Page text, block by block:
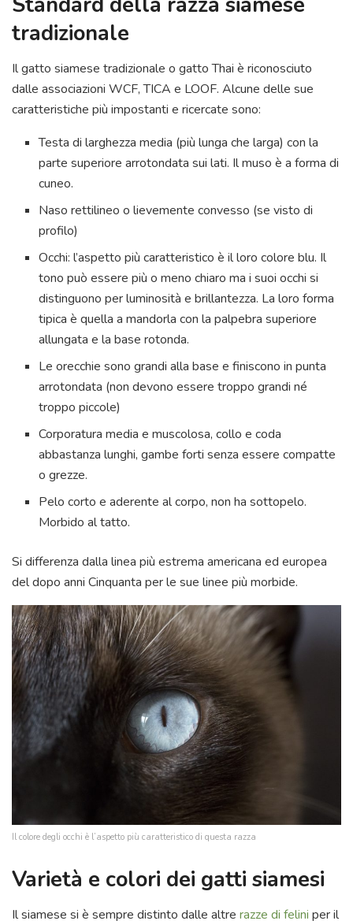
tradizionale
Il gatto siamese tradizionale o gatto Thai è riconosciuto
dalle associazioni WCF, TICA e LOOF. Alcune delle sue
caratteristiche più impostanti e ricercate sono:
Testa di larghezza media (più lunga che larga) con la
parte superiore arrotondata sui lati. Il muso è a forma di
cuneo.
Naso rettilineo o lievemente convesso (se visto di
profilo)
Occhi: l’aspetto più caratteristico è il loro colore blu. Il
tono può essere più o meno chiaro ma i suoi occhi si
distinguono per luminosità e brillantezza. La loro forma
tipica è quella a mandorla con la palpebra superiore
allungata e la base rotonda.
Le orecchie sono grandi alla base e finiscono in punta
arrotondata (non devono essere troppo grandi né
troppo piccole)
Corporatura media e muscolosa, collo e coda
abbastanza lunghi, gambe forti senza essere compatte
o grezze.
Pelo corto e aderente al corpo, non ha sottopelo.
Morbido al tatto.
Si differenza dalla linea più estrema americana ed europea
del dopo anni Cinquanta per le sue linee più morbide.
Il colore degli occhi è l’aspetto più caratteristico di questa razza
Varietà e colori dei gatti siamesi
Il siamese si è sempre distinto dalle altre razze di felini per il